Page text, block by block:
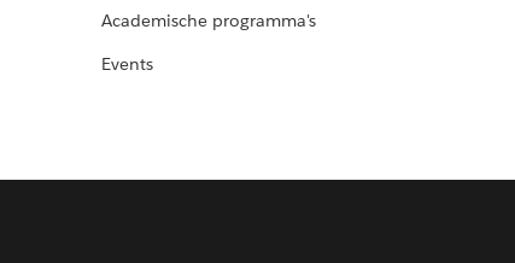
Academische programma's
Events